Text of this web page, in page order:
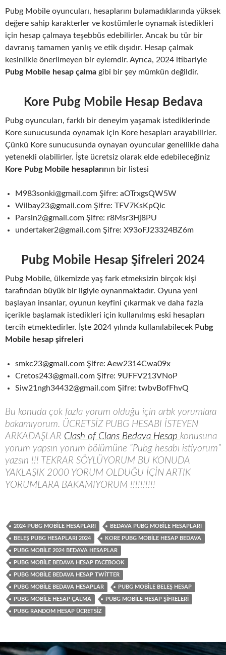
Pubg Mobile oyuncuları, hesaplarını bulamadıklarında yüksek
değere sahip karakterler ve kostümlerle oynamak istedikleri
için hesap çalmaya teşebbüs edebilirler. Ancak bu tür bir
davranış tamamen yanlış ve etik dışıdır. Hesap çalmak
kesinlikle önerilmeyen bir eylemdir. Ayrıca, 2024 itibariyle
Pubg Mobile hesap çalma gibi bir şey mümkün değildir.
Kore Pubg Mobile Hesap Bedava
Pubg oyuncuları, farklı bir deneyim yaşamak istediklerinde
Kore sunucusunda oynamak için Kore hesapları arayabilirler.
Çünkü Kore sunucusunda oynayan oyuncular genellikle daha
yetenekli olabilirler. İşte ücretsiz olarak elde edebileceğiniz
Kore Pubg Mobile hesaplarının bir listesi
M983sonki@gmail.com Şifre: aOTrxgsQW5W
Wilbay23@gmail.com Şifre: TFV7KsKpQic
Parsin2@gmail.com Şifre: r8Msr3Hj8PU
undertaker2@gmail.com Şifre: X93oFJ23324BZ6m
Pubg Mobile Hesap Şifreleri 2024
Pubg Mobile, ülkemizde yaş fark etmeksizin birçok kişi
tarafından büyük bir ilgiyle oynanmaktadır. Oyuna yeni
başlayan insanlar, oyunun keyfini çıkarmak ve daha fazla
içerikle başlamak istedikleri için kullanılmış eski hesapları
tercih etmektedirler. İşte 2024 yılında kullanılabilecek Pubg
Mobile hesap şifreleri
smkc23@gmail.com Şifre: Aew2314Cwa09x
Cretos243@gmail.com Şifre: 9UFFV213VNoP
Siw21ngh34432@gmail.com Şifre: twbvBofFhvQ
Bu konuda çok fazla yorum olduğu için artık yorumlara
bakamıyorum. ÜCRETSİZ PUBG HESABI İSTEYEN
ARKADAŞLAR Clash of Clans Bedava Hesap konusuna
yorum yapsın yorum bölümüne “Pubg hesabı istiyorum”
yazsın !!! TEKRAR SÖYLÜYORUM BU KONUDA
YAKLAŞIK 2000 YORUM OLDUĞU İÇİN ARTIK
YORUMLARA BAKAMIYORUM !!!!!!!!!!
2024 PUBG MOBILE HESAPLARI BEDAVA PUBG MOBILE HESAPLARI
BELEŞ PUBG HESAPLARI 2024 KORE PUBG MOBILE HESAP BEDAVA
PUBG MOBILE 2024 BEDAVA HESAPLAR
PUBG MOBILE BEDAVA HESAP FACEBOOK
PUBG MOBILE BEDAVA HESAP TWITTER
PUBG MOBILE BEDAVA HESAPLAR PUBG MOBILE BELEŞ HESAP
PUBG MOBILE HESAP ÇALMA PUBG MOBILE HESAP ŞIFRELERI
PUBG RANDOM HESAP ÜCRETSIZ